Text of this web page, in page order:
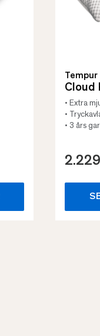
Tempur
Cloud
• Extra
•
• 3 års